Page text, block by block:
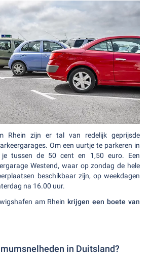
Rhein zijn er tal van redelijk geprijsde
Om een uurtje te parkeren in
tussen de 50 cent en 1,50 euro. Een
Westend, waar op zondag de hele
beschikbaar zijn, op weekdagen
na 16.00 uur.
am Rhein krijgen een boete van
in Duitsland?